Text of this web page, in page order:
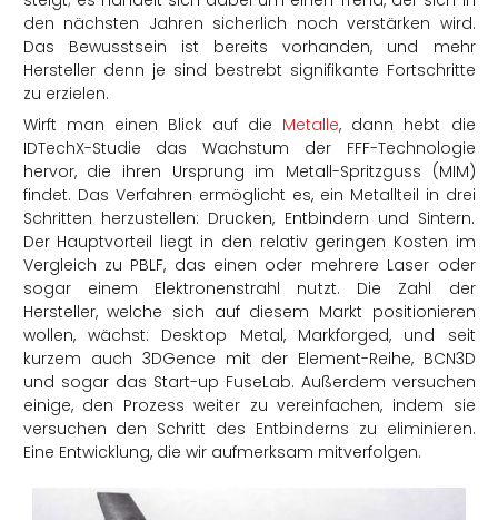
den nächsten Jahren sicherlich noch verstärken wird.
Das Bewusstsein ist bereits vorhanden, und mehr
Hersteller denn je sind bestrebt signifikante Fortschritte
zu erzielen.
Wirft man einen Blick auf die Metalle, dann hebt die
IDTechX-Studie das Wachstum der FFF-Technologie
hervor, die ihren Ursprung im Metall-Spritzguss (MIM)
findet. Das Verfahren ermöglicht es, ein Metallteil in drei
Schritten herzustellen: Drucken, Entbindern und Sintern.
Der Hauptvorteil liegt in den relativ geringen Kosten im
Vergleich zu PBLF, das einen oder mehrere Laser oder
sogar einem Elektronenstrahl nutzt. Die Zahl der
Hersteller, welche sich auf diesem Markt positionieren
wollen, wächst: Desktop Metal, Markforged, und seit
kurzem auch 3DGence mit der Element-Reihe, BCN3D
und sogar das Start-up FuseLab. Außerdem versuchen
einige, den Prozess weiter zu vereinfachen, indem sie
versuchen den Schritt des Entbinderns zu eliminieren.
Eine Entwicklung, die wir aufmerksam mitverfolgen.